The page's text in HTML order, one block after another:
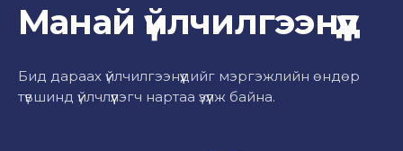
Манай үйлчилгээнүүд
Бид дараах үйлчилгээнүүдийг мэргэжлийн өндөр
түвшинд үйлчлүүлэгч нартаа үзүүлж байна.